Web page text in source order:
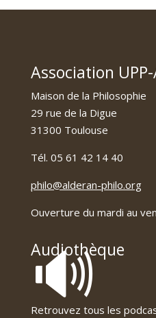
Association UPP-
Maison de la Philosophie
29 rue de la Digue
31300 Toulouse
Tél. 05 61 42 14 40
philo@alderan-philo.org
Ouverture du mardi au
Audiothèque
🔊
Retrouvez tous les